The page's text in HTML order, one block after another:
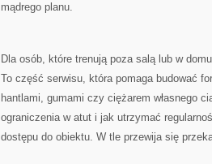
mądrego planu.
Dla osób, które trenują poza salą lub w
To część serwisu, która pomaga budować
hantlami, gumami czy ciężarem własnego
ograniczenia w atut i jak utrzymać
dostępu do obiektu. W tle przewija się